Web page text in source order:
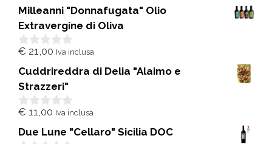
Milleanni "Donnafugata" Olio
Extravergine di Oliva
0
u
5
€ 21,00 Iva inclusa
Cuddrireddra di Delia "Alaimo e
Strazzeri"
0
u
€ 11,00 Iva inclusa
Due Lune "Cellaro" Sicilia DOC